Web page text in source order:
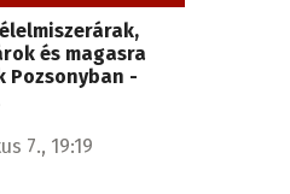
és magasra
Pozsonyban -
7., 19:19